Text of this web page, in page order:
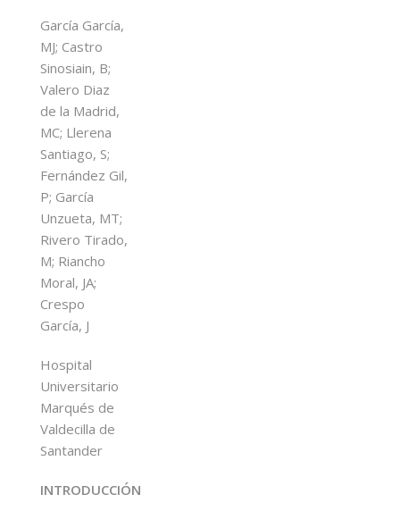
García García,
MJ; Castro
Sinosiain, B;
Valero Diaz
de la Madrid,
MC; Llerena
Santiago, S;
Fernández Gil,
P; García
Unzueta, MT;
Rivero Tirado,
M; Riancho
Moral, JA;
Crespo
García, J
Hospital
Universitario
Marqués de
Valdecilla de
Santander
INTRODUCCIÓN